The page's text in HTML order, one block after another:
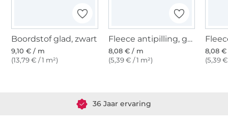
Boordstof glad, zwart
9,10 € / m
(13,79 € / 1 m²)
Fleece antipilling, grijs
8,08 € / m
(5,39 € / 1 m²)
8,08
(5,39
36 Jaar ervaring